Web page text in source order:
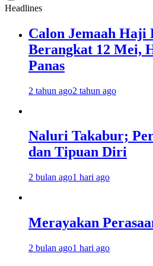
Headlines
Calon Jemaah
Berangkat 12 Mei,
Panas
2 tahun ago2 tahun ago
Naluri Takabur;
dan Tipuan Diri
2 bulan ago1 hari ago
Merayakan
2 bulan ago1 hari ago